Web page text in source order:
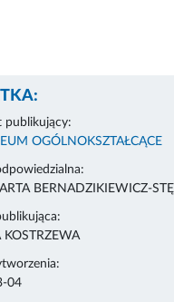
publikujący:
OGÓLNOKSZTAŁCĄCE
BERNADZIKIEWICZ-
KOSTRZEWA
04